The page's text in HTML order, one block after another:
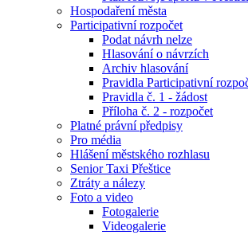
Hospodaření města
Participativní rozpočet
Podat návrh nelze
Hlasování o návrzích
Archiv hlasování
Pravidla Participativní
Pravidla č. 1 - žádost
Příloha č. 2 - rozpočet
Platné právní předpisy
Pro média
Hlášení městského rozhlasu
Senior Taxi Přeštice
Ztráty a nálezy
Foto a video
Fotogalerie
Videogalerie